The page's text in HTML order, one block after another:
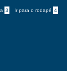
3 Ir para o rodapé 4